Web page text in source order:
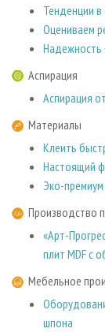
Тенденции
Оцениваем
Надежность
Аспирация
Аспирация
Материалы
Клеить
Настоящий
Эко-
Производство
«Арт-
плит MDF с
Мебельное
шпона